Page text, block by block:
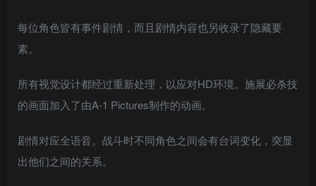
每位角色皆有事件剧情，而且剧情内容也另收录了隐藏要
素。
所有视觉设计都经过重新处理，以应对HD环境。施展必杀技
的画面加入了由A-1 Pictures制作的动画。
剧情对应全语音。战斗时不同角色之间会有台词变化，突显
出他们之间的关系。